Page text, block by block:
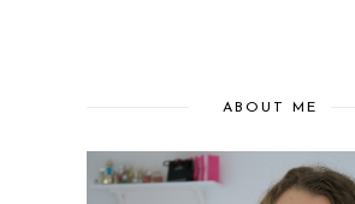
ABOUT ME